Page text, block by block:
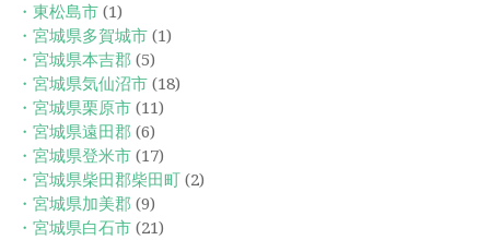
・東松島市 (1)
・宮城県多賀城市 (1)
・宮城県本吉郡 (5)
・宮城県気仙沼市 (18)
・宮城県栗原市 (11)
・宮城県遠田郡 (6)
・宮城県登米市 (17)
・宮城県柴田郡柴田町 (2)
・宮城県加美郡 (9)
・宮城県白石市 (21)